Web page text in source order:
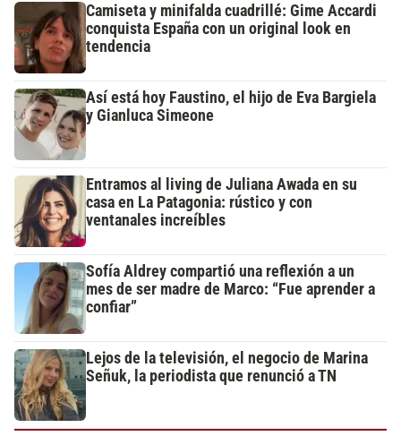
Camiseta y minifalda cuadrillé: Gime Accardi
conquista España con un original look en
tendencia
Así está hoy Faustino, el hijo de Eva Bargiela
y Gianluca Simeone
Entramos al living de Juliana Awada en su
casa en La Patagonia: rústico y con
ventanales increíbles
Sofía Aldrey compartió una reflexión a un
mes de ser madre de Marco: “Fue aprender a
confiar”
Lejos de la televisión, el negocio de Marina
Señuk, la periodista que renunció a TN